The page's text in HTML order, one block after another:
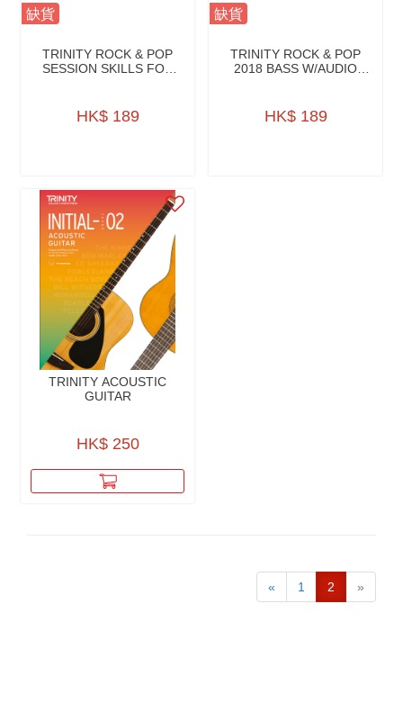
缺貨
TRINITY ROCK & POP
SESSION SKILLS FOR
HK$ 189
缺貨
TRINITY ROCK & POP
2018 BASS W/AUDIO
HK$ 189
TRINITY ACOUSTIC
GUITAR
HK$ 250
« 1 2 »